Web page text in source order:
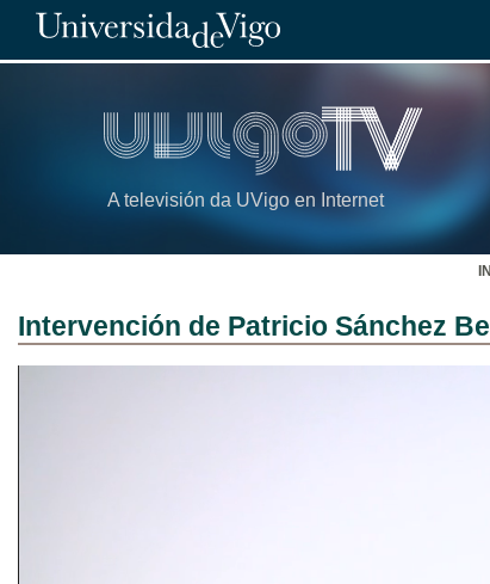
A televisión da UVigo en Internet
Intervención de Patricio Sánchez